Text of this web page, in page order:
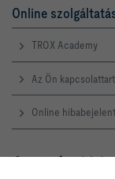
Online
TROX Academy
Az Ön
Online
Szerviz forródrót